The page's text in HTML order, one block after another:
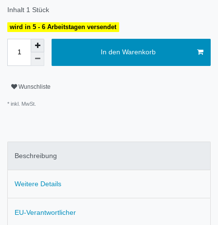
Inhalt 1 Stück
wird in 5 - 6 Arbeitstagen versendet
In den Warenkorb
Wunschliste
* inkl. MwSt.
Beschreibung
Weitere Details
EU-Verantwortlicher